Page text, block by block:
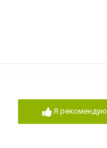
Я рекомендую